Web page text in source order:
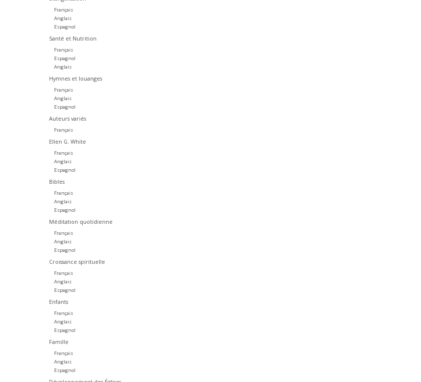
Français
Anglais
Espagnol
Santé et Nutrition
Français
Espagnol
Anglais
Hymnes et louanges
Français
Anglais
Espagnol
Auteurs variés
Français
Ellen G. White
Français
Anglais
Espagnol
Bibles
Français
Anglais
Espagnol
Méditation quotidienne
Français
Anglais
Espagnol
Croissance spirituelle
Français
Anglais
Espagnol
Enfants
Français
Anglais
Espagnol
Famille
Français
Anglais
Espagnol